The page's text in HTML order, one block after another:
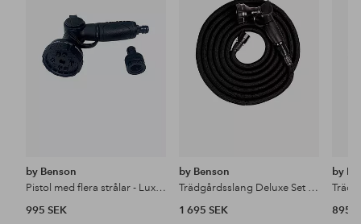
by Benson
Pistol med flera strålar - Lux Set
995 SEK
favoriter
by Benson
Trädgårdsslang Deluxe Set - 15 m
1 695 SEK
by
895